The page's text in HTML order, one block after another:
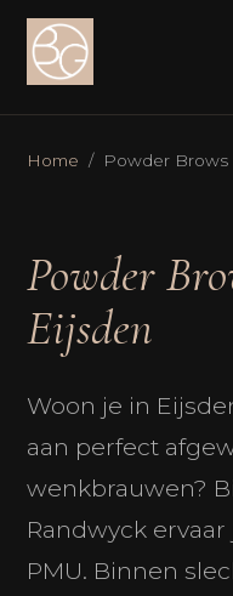
Home / Powder Brows
Powder
Eijsden
Woon je in
aan perfect
wenkbrauwen?
Randwyck
PMU. Binnen